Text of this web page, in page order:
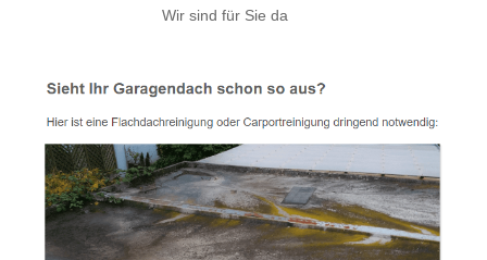
Wir sind für Sie da